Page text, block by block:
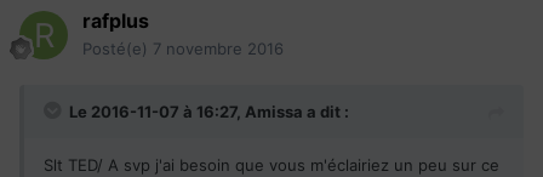
rafplus
Posté(e) 7 novembre 2016
Le 2016-11-07 à 16:27, Amissa a dit :
Slt TED/ A svp j'ai besoin que vous m'éclairiez un peu sur ce